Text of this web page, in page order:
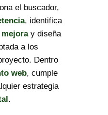
el buscador,
, identifica
y diseña
a los
Dentro
web, cumple
estrategia
.